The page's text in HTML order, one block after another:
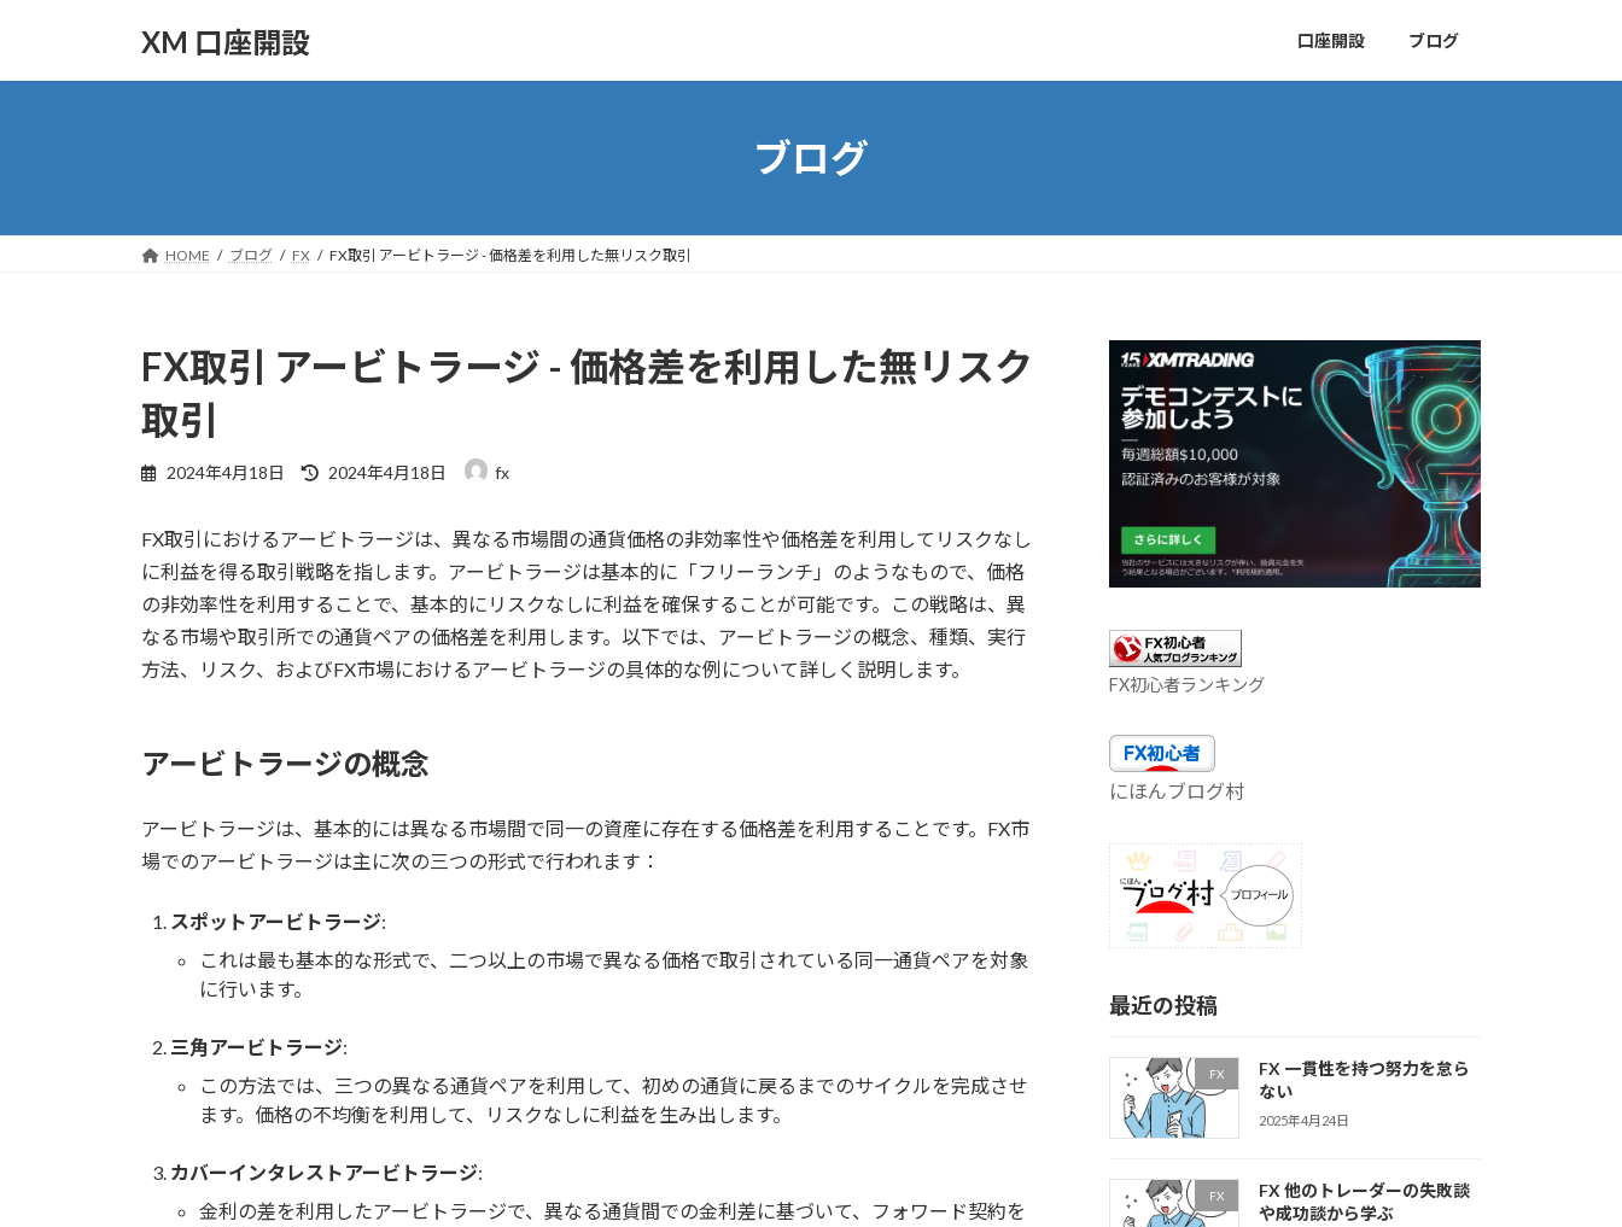
XM 口座開設 口座開設 ブログ
ブログ
HOME ブログ FX FX取引 アービトラージ - 価格差を利用した無リスク取引
FX取引 アービトラージ - 価格差を利用した無リスク
取引
2024年4月18日
最
新
日
:
2024年4月18日 fx
FX取引におけるアービトラージは、異なる市場間の通貨価格の非効率性や価格差を利用してリスクなし
に利益を得る取引戦略を指します。アービトラージは基本的に「フリーランチ」のようなもので、価格
の非効率性を利用することで、基本的にリスクなしに利益を確保することが可能です。この戦略は、異
なる市場や取引所での通貨ペアの価格差を利用します。以下では、アービトラージの概念、種類、実行
方法、リスク、およびFX市場におけるアービトラージの具体的な例について詳しく説明します。
アービトラージの概念
アービトラージは、基本的には異なる市場間で同一の資産に存在する価格差を利用することです。FX市
場でのアービトラージは主に次の三つの形式で行われます：
スポットアービトラージ:
これは最も基本的な形式で、二つ以上の市場で異なる価格で取引されている同一通貨ペアを対象
に行います。
三角アービトラージ:
この方法では、三つの異なる通貨ペアを利用して、初めの通貨に戻るまでのサイクルを完成させ
ます。価格の不均衡を利用して、リスクなしに利益を生み出します。
カバーインタレストアービトラージ:
金利の差を利用したアービトラージで、異なる通貨間での金利差に基づいて、フォワード契約を
FX初心者ランキング
にほんブログ村
最近の投稿
FX
FX 一貫性を持つ努力を怠ら
ない
2025年4月24日
FX
FX 他のトレーダーの失敗談
や成功談から学ぶ